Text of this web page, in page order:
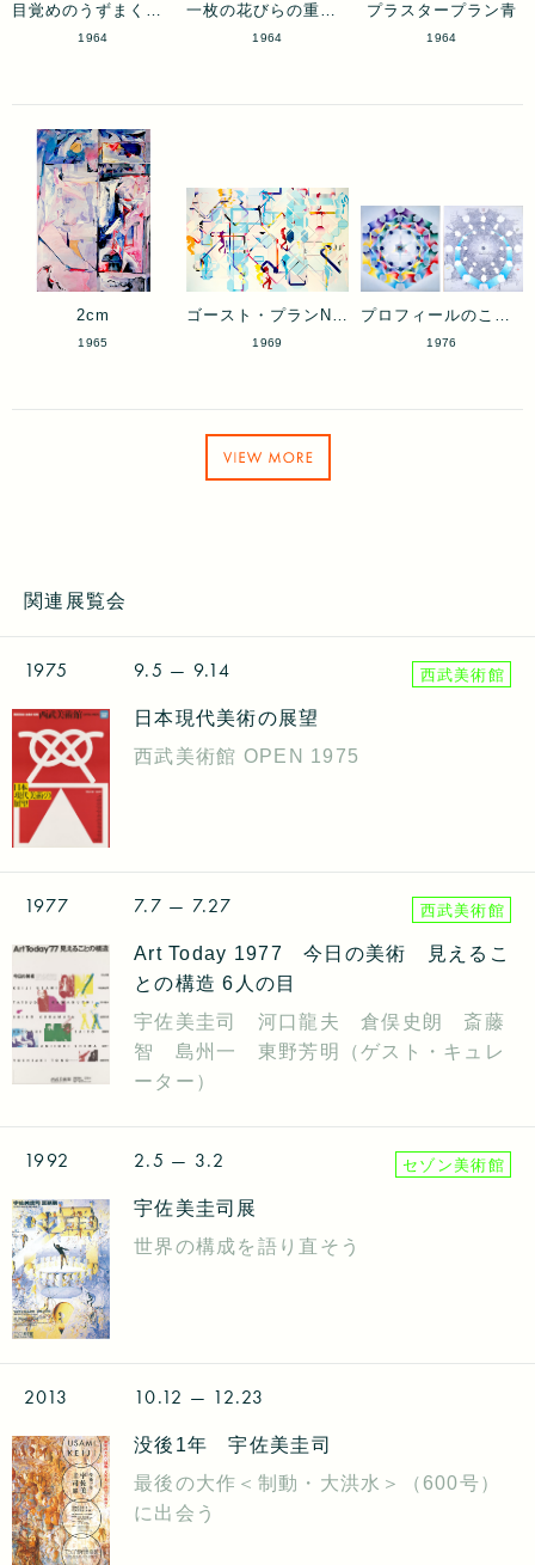
目覚めのうずまくなかをNo.2
1964
一枚の花びらの重さにNo.1
1964
プラスタープラン青
1964
2cm
1965
ゴースト・プランNo.1
1969
プロフィールのこだま：スカイブルー
1976
関連展覧会
1975 9.5 — 9.14 西武美術館
日本現代美術の展望
西武美術館 OPEN 1975
1977 7.7 — 7.27 西武美術館
Art Today 1977 今日の美術 見えるこ
との構造 6人の目
宇佐美圭司 河口龍夫 倉俣史朗 斎藤
智 島州一 東野芳明（ゲスト・キュレ
ーター）
1992 2.5 — 3.2 セゾン美術館
宇佐美圭司展
世界の構成を語り直そう
2013 10.12 — 12.23
没後1年 宇佐美圭司
最後の大作＜制動・大洪水＞（600号）
に出会う